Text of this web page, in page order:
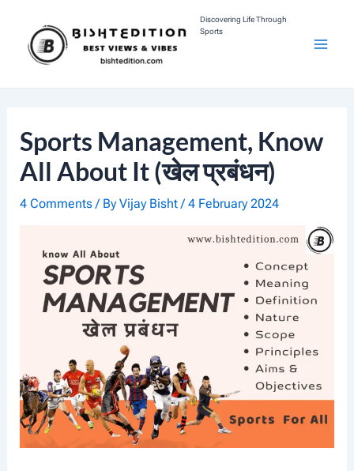
Content
Discovering Life Through
Sports
E
U
Sports Management, Know
All About It (खेल प्रबंधन)
4 Comments / ByVijay Bisht/4 February 2024